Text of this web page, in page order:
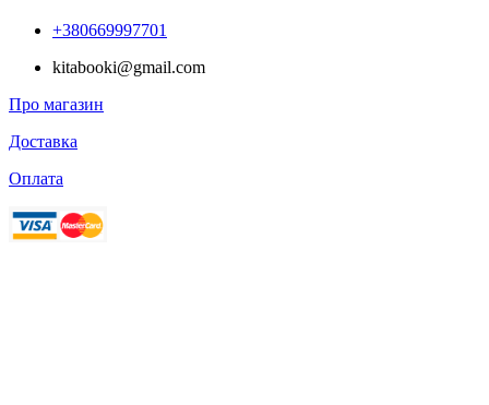
+380669997701
kitabooki@gmail.com
Про магазин
Доставка
Оплата